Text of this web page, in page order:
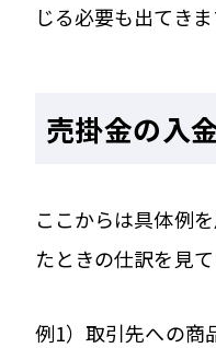
じる必要も出てきま
売掛金の入
ここからは具体例
たときの仕訳を見て
例1）取引先への商